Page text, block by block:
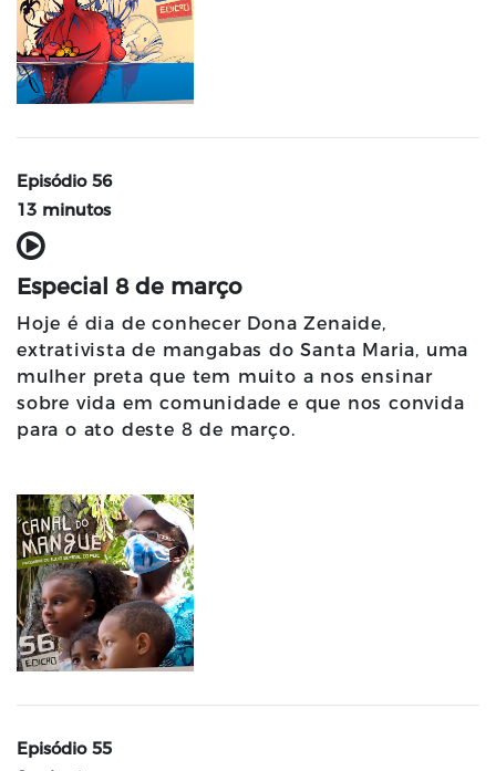
Episódio 56
13 minutos
Especial 8 de março
Hoje é dia de conhecer Dona Zenaide,
extrativista de mangabas do Santa Maria, uma
mulher preta que tem muito a nos ensinar
sobre vida em comunidade e que nos convida
para o ato deste 8 de março.
Episódio 55